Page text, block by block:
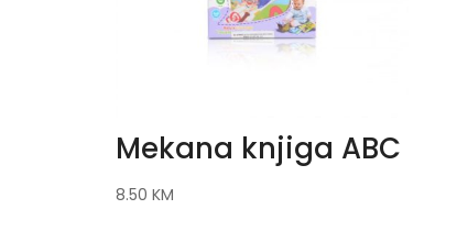
Mekana knjiga ABC
8.50 KM